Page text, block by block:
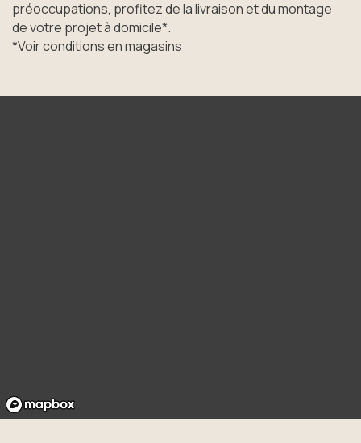
préoccupations, profitez de la livraison et du montage
de votre projet à domicile*.
*Voir conditions en magasins